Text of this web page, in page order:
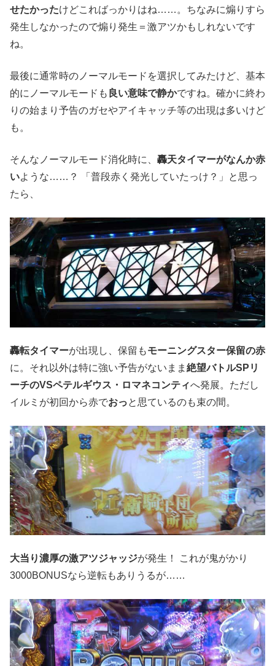
せたかったけどこればっかりはね……。ちなみに煽りすら
発生しなかったので煽り発生＝激アツかもしれないです
ね。
最後に通常時のノーマルモードを選択してみたけど、基本
的にノーマルモードも 良い意味で静かですね。確かに終わ
りの始まり予告のガセやアイキャッチ等の出現は多いけど
も。
そんなノーマルモード消化時に、 轟天タイマーがなんか赤
いような……？ 「普段赤く発光していたっけ？」と思っ
たら、
轟転タイマーが出現し、保留もモーニングスター保留の赤
に。それ以外は特に強い予告がないまま 絶望バトルSPリ
ーチのVSペテルギウス・ロマネコンティへ発展。ただし
イルミが初回から赤でおっと思ているのも束の間。
大当り濃厚の激アツジャッジが発生！ これが鬼がかり
3000BONUSなら逆転もありうるが……